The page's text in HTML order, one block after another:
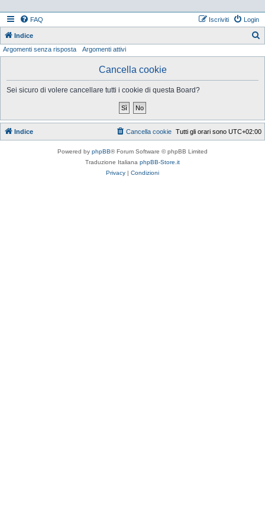
FAQ Login
Iscriviti
Indice
Argomenti senza risposta Argomenti attivi
Cancella cookie
Sei sicuro di volere cancellare tutti i cookie di questa Board?
Indice Tutti gli orari sono UTC+02:00
Cancella cookie
Powered by phpBB® Forum Software © phpBB Limited
Traduzione Italiana phpBB-Store.it
Privacy | Condizioni